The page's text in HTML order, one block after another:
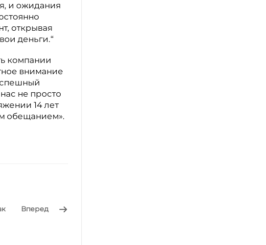
и ожидания
открывая
деньги.“
компании
внимание
не просто
14 лет
обещанием».
Вперед